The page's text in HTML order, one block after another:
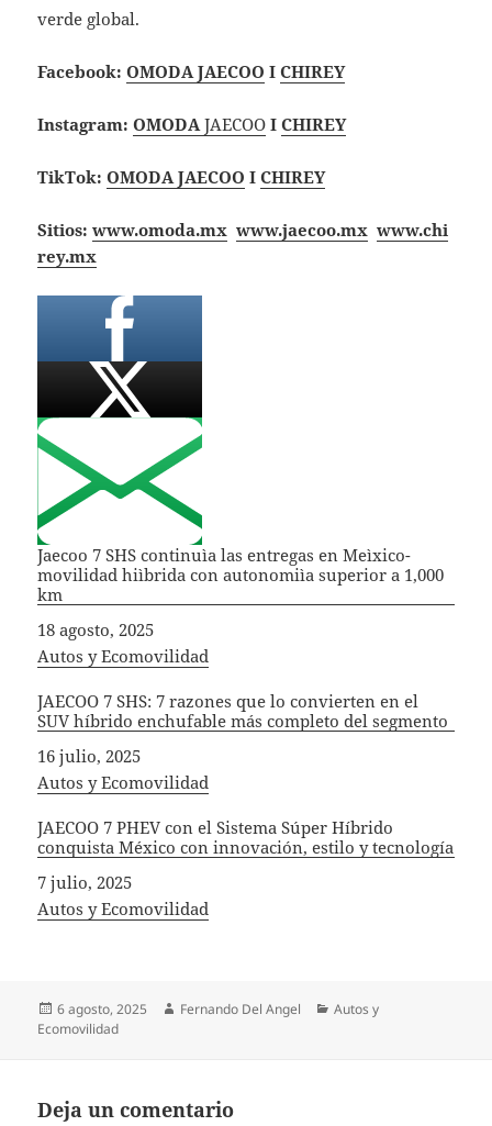
verde global.
Facebook:OMODA JAECOO ICHIREY
Instagram:OMODA JAECOO ICHIREY
TikTok:OMODA JAECOO ICHIREY
Sitios: www.omoda.mx www.jaecoo.mx www.chi
rey.mx
Jaecoo 7 SHS continuìa las entregas en Meìxico-
movilidad hiìbrida con autonomiìa superior a 1,000
km
Fecha
18 agosto, 2025
In relation to
Autos y Ecomovilidad
JAECOO 7 SHS: 7 razones que lo convierten en el
SUV híbrido enchufable más completo del segmento
Fecha
16 julio, 2025
In relation to
Autos y Ecomovilidad
JAECOO 7 PHEV con el Sistema Súper Híbrido
conquista México con innovación, estilo y tecnología
Fecha
7 julio, 2025
In relation to
Autos y Ecomovilidad
Publicado
el
6 agosto, 2025 Autor
Fernando Del Angel Categorías
Autos y
Ecomovilidad
Deja un comentario